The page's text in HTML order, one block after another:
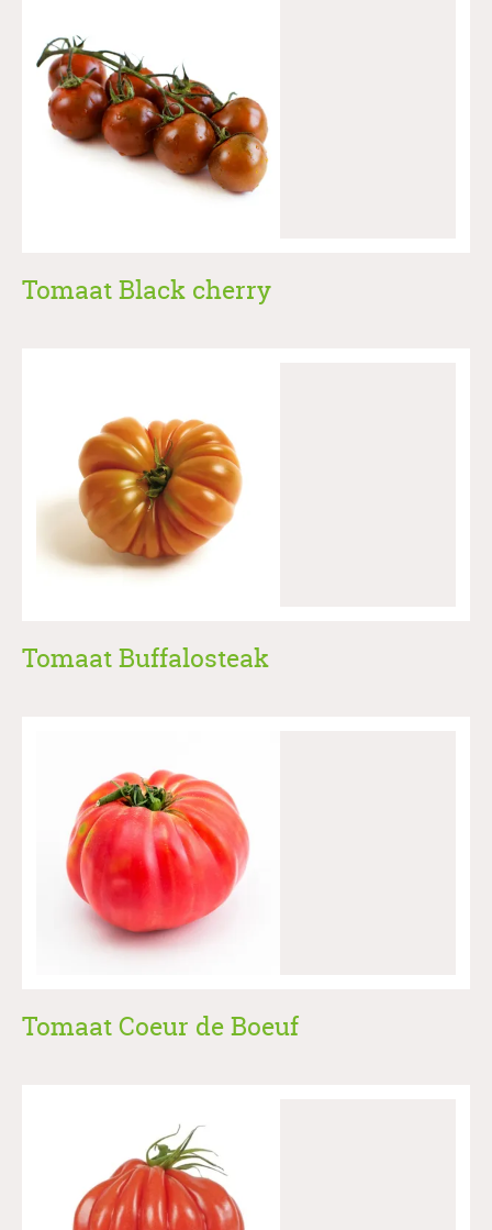
Tomaat Black cherry
Tomaat Buffalosteak
Tomaat Coeur de Boeuf